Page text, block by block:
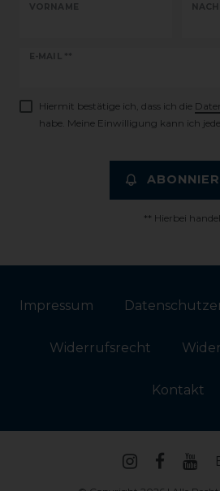
VORNAME
E-MAIL **
Newsletter
Hiermit bestätige ich, dass ich die
habe. Meine Einwilligung kann ich
** Hierbei
Impressum
Widerrufs­recht
Kontakt